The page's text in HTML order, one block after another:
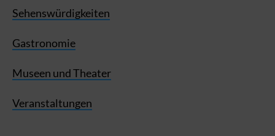
Sehenswürdigkeiten
Gastronomie
Museen und Theater
Veranstaltungen